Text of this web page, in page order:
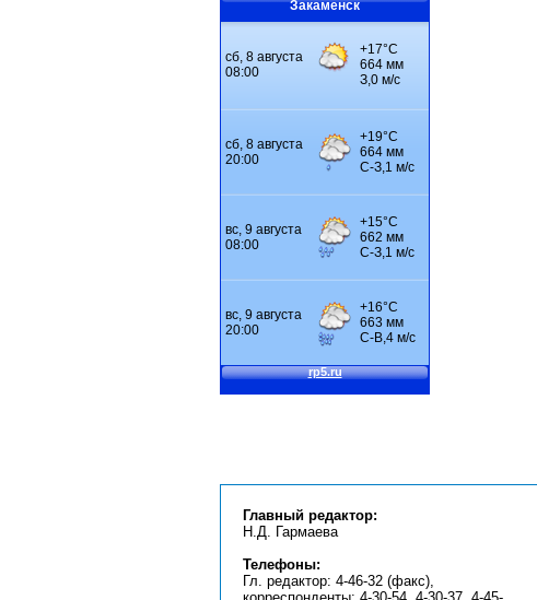
Закаменск
Главный редактор:
Н.Д. Гармаева
Телефоны:
Гл. редактор: 4-46-32 (факс),